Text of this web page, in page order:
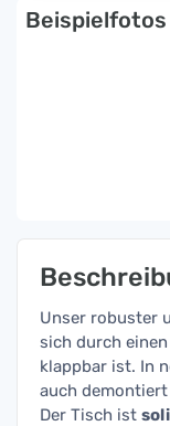
Unser robuster
sich durch einen
klappbar ist. In
auch
Der Tisch ist